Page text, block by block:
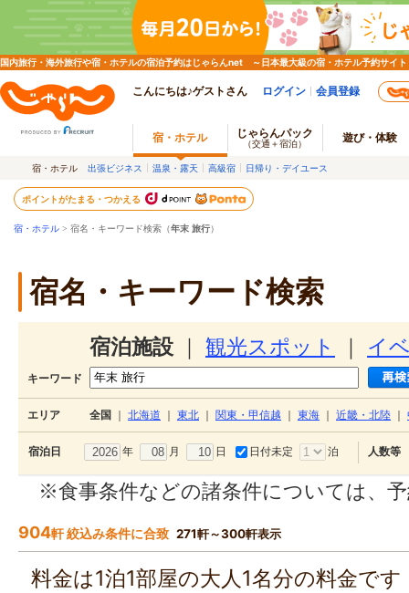
国内旅行・海外旅行や宿・ホテルの宿泊予約はじゃらんnet ～日本最大級の宿・ホテル予約サイト
こんにちは♪ゲストさん ログイン 会員登録
宿・ホテル じゃらんパック
（交通＋宿泊） 遊び・体験
宿・ホテル 出張ビジネス 温泉・露天 高級宿 日帰り・デイユース
ポイントがたまる・つかえる
宿・ホテル > 宿名・キーワード検索（年末 旅行）
宿名・キーワード検索
宿泊施設 観光スポット イ
キーワード
エリア 全国 北海道 東北 関東・甲信越 東海 近畿・北陸
宿泊日 年 月 日 日付未定 泊 人数等
※食事条件などの諸条件については、
904軒 絞込み条件に合致 271軒～300軒表示
料金は1泊1部屋の大人1名分の料金で